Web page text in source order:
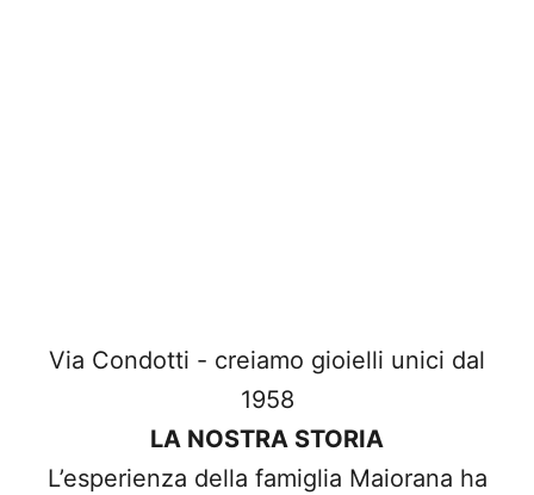
Via Condotti - creiamo gioielli unici dal
1958
LA NOSTRA STORIA
L’esperienza della famiglia Maiorana ha